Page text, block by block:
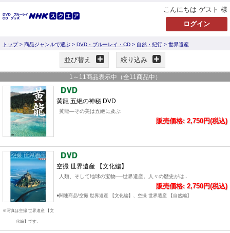
こんにちは ゲスト 様
トップ> 商品ジャンルで選ぶ > DVD・ブルーレイ・CD > 自然・紀行 > 世界遺産
並び替え 絞り込み
1 ～ 11 商品表示中（全11 商品中）
黄龍 五絶の神秘 DVD
黄龍―その美は五絶に及ぶ
販売価格: 2,750円(税込)
※写真は空撮 世界遺産 【文
化編】です。
空撮 世界遺産 【文化編】
人類、そして地球の宝物──世界遺産。人々の歴史がは..
販売価格: 2,750円(税込)
●関連商品/空撮 世界遺産 【文化編】、空撮 世界遺産 【自然編】